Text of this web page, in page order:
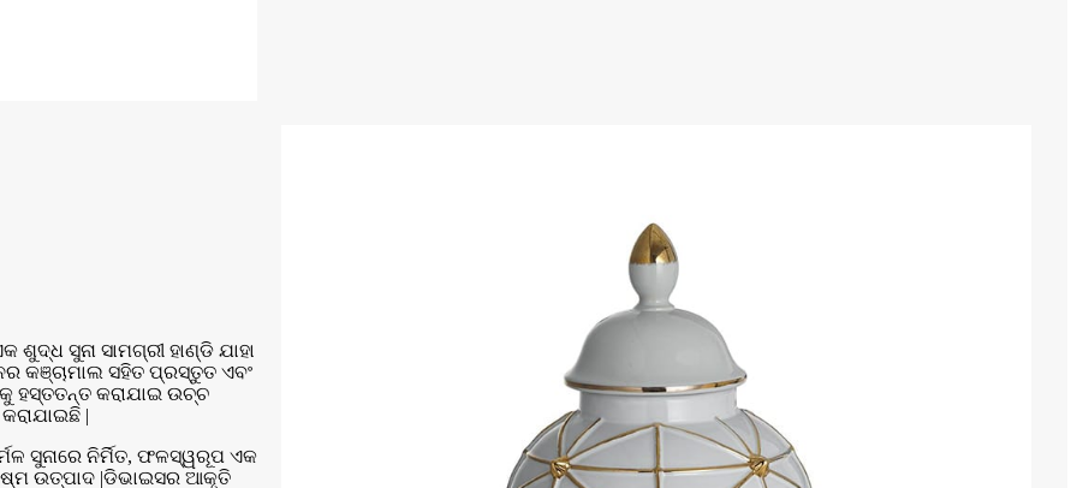
ସୁନା ସାମଗ୍ରୀ ହାଣ୍ଡି ଯାହା
କଞ୍ଚାମାଲ ସହିତ ପ୍ରସ୍ତୁତ ଏବଂ
ହସ୍ତତନ୍ତ କରାଯାଇ ଉଚ୍ଚ
|
ସୁନାରେ ନିର୍ମିତ, ଫଳସ୍ୱରୂପ ଏକ
ଉତ୍ପାଦ |ଡିଭାଇସର ଆକୃତି